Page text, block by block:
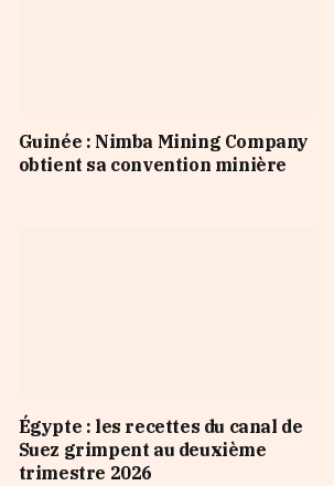
Guinée : Nimba Mining Company
obtient sa convention minière
Égypte : les recettes du canal de
Suez grimpent au deuxième
trimestre 2026